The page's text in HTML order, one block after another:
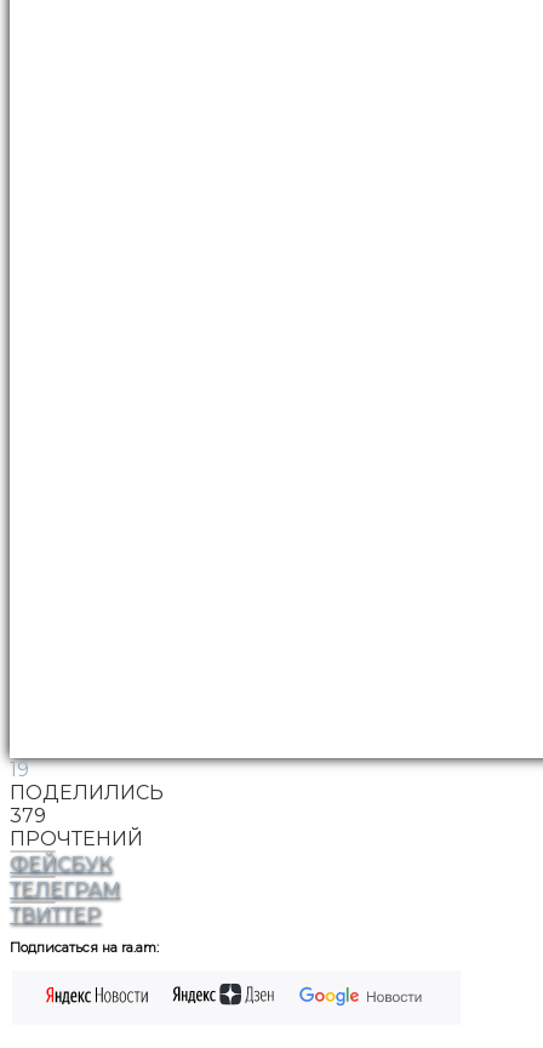
19
ПОДЕЛИЛИСЬ
379
ПРОЧТЕНИЙ
ФЕЙСБУК
ТЕЛЕГРАМ
ТВИТТЕР
Подписаться на ra.am: